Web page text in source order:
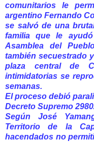
comunitarios le
argentino Fernando
se salvó de una
familia que le
Asamblea del
también secuestrado
plaza central de
intimidatorias se
semanas.
El proceso debió
Decreto Supremo
Según José
Territorio de la
hacendados no